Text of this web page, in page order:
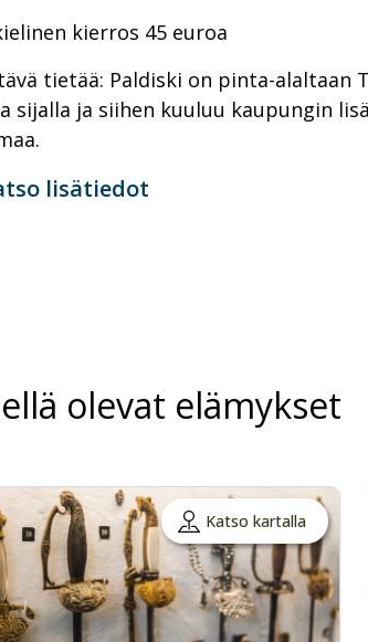
kierros 45 euroa
tietää: Paldiski on pinta-alaltaan
sijalla ja siihen kuuluu kaupungin
lisätiedot
olevat elämykset
Katso kartalla